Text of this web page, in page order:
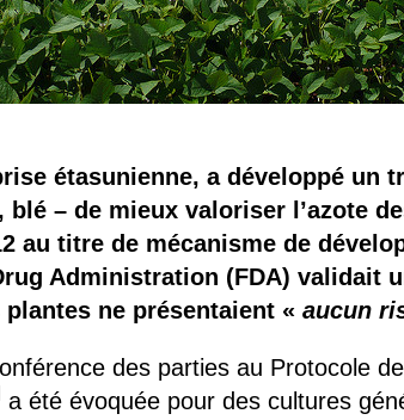
étasunienne, a développé un
– de mieux valoriser l’azote
au titre de mécanisme de
Administration (FDA) validait
ne présentaient «aucun
des parties au Protocole
a été évoquée pour des cultures